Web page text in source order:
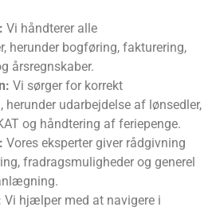
Vi håndterer alle
herunder bogføring, fakturering,
årsregnskaber.
Vi sørger for korrekt
herunder udarbejdelse af lønsedler,
og håndtering af feriepenge.
Vores eksperter giver rådgivning
fradragsmuligheder og generel
Vi hjælper med at navigere i